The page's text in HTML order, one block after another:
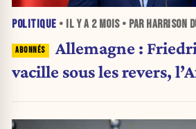
POLITIQUE • IL Y A 2 MOIS• PAR HARRISON
Allemagne :
vacille sous les revers,